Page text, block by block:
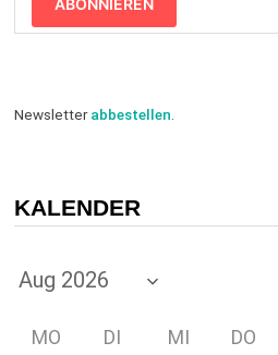
ABONNIEREN
Newsletterabbestellen.
KALENDER
MO DI MI DO